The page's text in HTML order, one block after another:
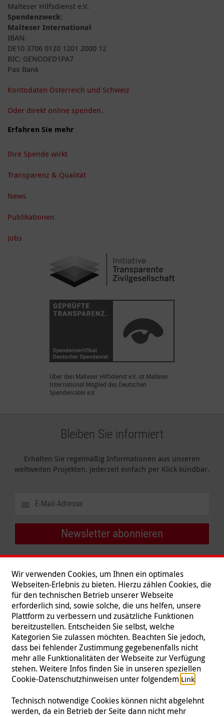
Malteser Hilfsdienst e.V.
Spendenzweck:
Malteser International
IBAN:
DE10 3706 0120 1201 2000 12
BIC: GENODED1PA7
Pax Bank
Kontodaten Österreich und Schweiz
Oder direkt online spenden.
Erfahren Sie mehr
Ihre Spende wirkt
Transparenz & Qualität
News
Publikationen
Jobs
Über den Malteser Hilfsdienst e.V. ist Malteser
International Mitglied des Deutschen
Spendenrates e.V.
Bleiben Sie informiert
Erhalten Sie regelmäßig Informationen aus unseren
weltweiten Projekten. Jederzeit einfach per Klick kündbar.
Newsletter abonnieren
Folgen Sie uns
Wir verwenden Cookies, um Ihnen ein optimales
Webseiten-Erlebnis zu bieten. Hierzu zählen Cookies, die
für den technischen Betrieb unserer Webseite
erforderlich sind, sowie solche, die uns helfen, unsere
Plattform zu verbessern und zusätzliche Funktionen
bereitzustellen. Entscheiden Sie selbst, welche
Kategorien Sie zulassen möchten. Beachten Sie jedoch,
dass bei fehlender Zustimmung gegebenenfalls nicht
mehr alle Funktionalitäten der Webseite zur Verfügung
stehen. Weitere Infos finden Sie in unseren speziellen
Cookie-Datenschutzhinweisen unter folgendem Link.
Technisch notwendige Cookies können nicht abgelehnt
werden, da ein Betrieb der Seite dann nicht mehr